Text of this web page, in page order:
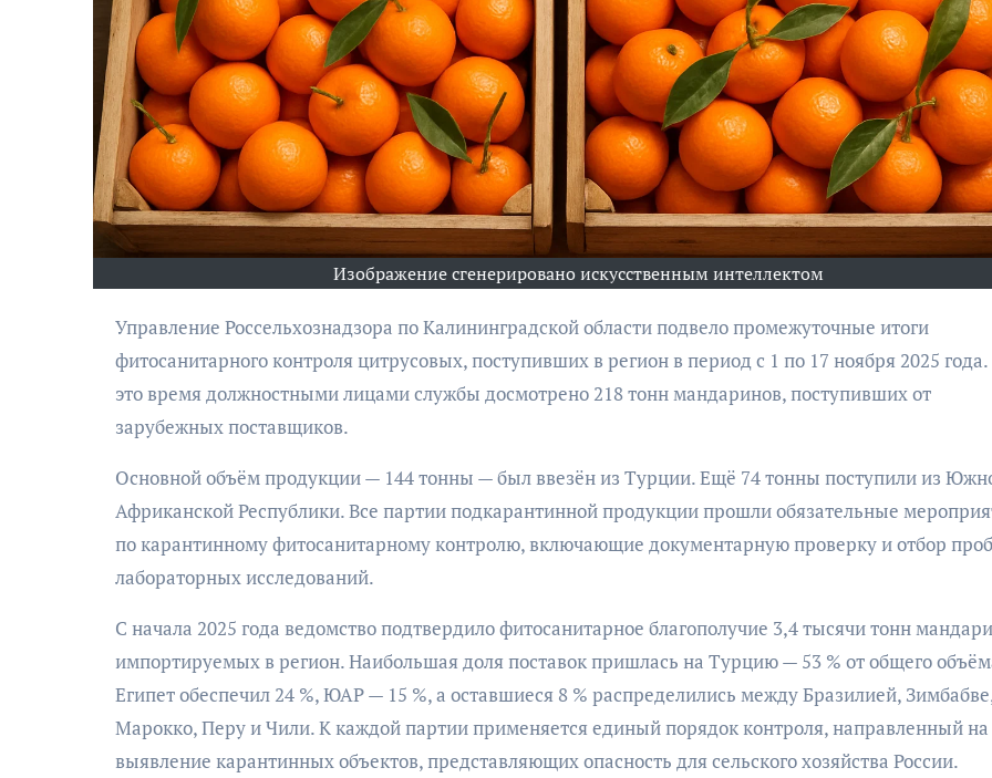
Изображение сгенерировано искусственным интеллектом
Управление Россельхознадзора по Калининградской области подвело промежуточные итоги
фитосанитарного контроля цитрусовых, поступивших в регион в период с 1 по 17 ноября 2025 года.
это время должностными лицами службы досмотрено 218 тонн мандаринов, поступивших от
зарубежных поставщиков.
Основной объём продукции — 144 тонны — был ввезён из Турции. Ещё 74 тонны поступили из
Африканской Республики. Все партии подкарантинной продукции прошли обязательные
по карантинному фитосанитарному контролю, включающие документарную проверку и отбор
лабораторных исследований.
С начала 2025 года ведомство подтвердило фитосанитарное благополучие 3,4 тысячи тонн
импортируемых в регион. Наибольшая доля поставок пришлась на Турцию — 53 % от общего
Египет обеспечил 24 %, ЮАР — 15 %, а оставшиеся 8 % распределились между Бразилией,
Марокко, Перу и Чили. К каждой партии применяется единый порядок контроля, направленный на
выявление карантинных объектов, представляющих опасность для сельского хозяйства России.
АФИША
Музыкально-
поэтический
моноспектакль
«Исповедь в четыре
четверти пути»
АФИША
КУЛЬТУРА
ОБЩЕСТВО
Николай Патрушев
поддержал
проведение в
морского фестиваля
«Открытое море»
АФИША
ОБЩЕСТВО
Организаторы
фестиваля
«Открытое
объявили даты
проведения!